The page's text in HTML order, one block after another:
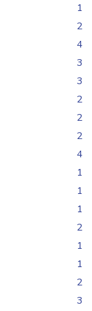
1
2
4
3
3
2
2
2
4
1
1
1
2
1
1
2
3